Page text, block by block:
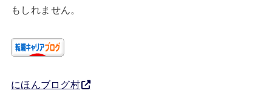
もしれません。
にほんブログ村